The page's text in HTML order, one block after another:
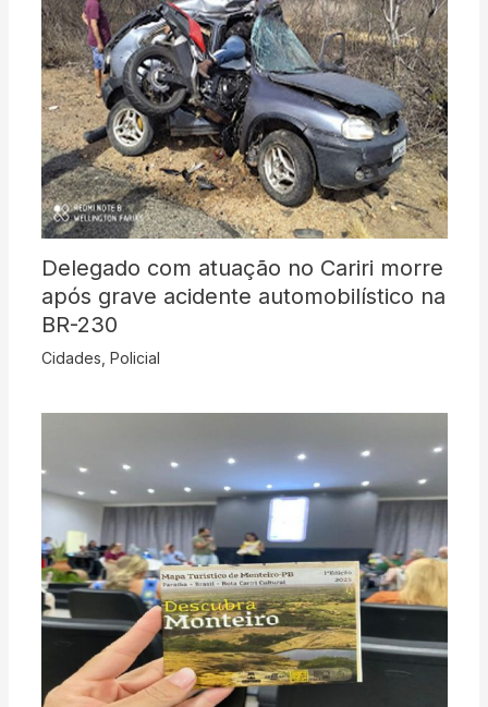
Delegado com atuação no Cariri morre
após grave acidente automobilístico na
BR-230
Cidades Policial